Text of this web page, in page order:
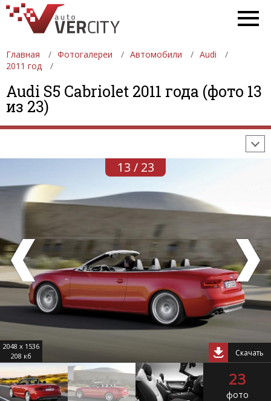
Главная Фотогалереи Автомобили
Audi
2011 год
Audi S5 Cabriolet 2011 года (фото 13
из 23)
ФОТОГАЛЕРЕИ АВТОМОБИЛИ
ДЕВУШКИ
АВТОСАЛОНЫ
13 / 23
2048 x 1536
208 кб
Скачать
23
фото